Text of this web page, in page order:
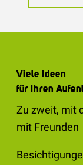
Viele Ideen
für Ihren
Zu zweit, mit
mit Freunden